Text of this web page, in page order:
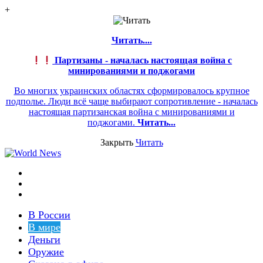
+
Читать....
Партизаны - началась настоящая война с
минированиями и поджогами
Во многих украинских областях сформировалось крупное
подполье. Люди всё чаще выбирают сопротивление - началась
настоящая партизанская война с минированиями и
поджогами. Читать...
Закрыть Читать
В России
В мире
Деньги
Оружие